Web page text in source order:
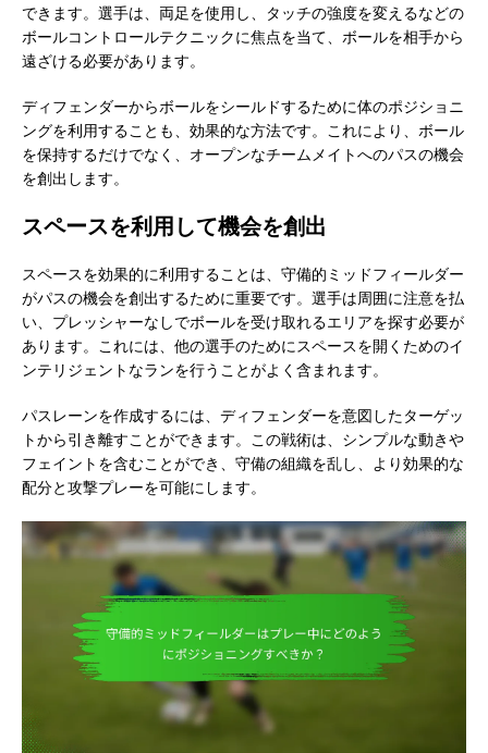
できます。選手は、両足を使用し、タッチの強度を変えるなどの
ボールコントロールテクニックに焦点を当て、ボールを相手から
遠ざける必要があります。
ディフェンダーからボールをシールドするために体のポジショニ
ングを利用することも、効果的な方法です。これにより、ボール
を保持するだけでなく、オープンなチームメイトへのパスの機会
を創出します。
スペースを利用して機会を創出
スペースを効果的に利用することは、守備的ミッドフィールダー
がパスの機会を創出するために重要です。選手は周囲に注意を払
い、プレッシャーなしでボールを受け取れるエリアを探す必要が
あります。これには、他の選手のためにスペースを開くためのイ
ンテリジェントなランを行うことがよく含まれます。
パスレーンを作成するには、ディフェンダーを意図したターゲッ
トから引き離すことができます。この戦術は、シンプルな動きや
フェイントを含むことができ、守備の組織を乱し、より効果的な
配分と攻撃プレーを可能にします。